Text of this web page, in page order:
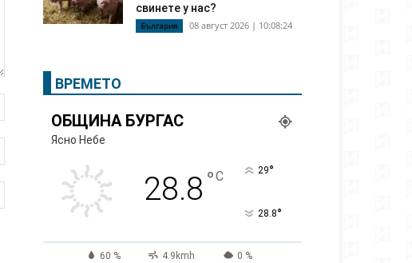
свинете у нас?
България 08 август 2026 | 10:08:24
ВРЕМЕТО
ОБЩИНА БУРГАС
Ясно Небе
28.8 °C 29°
28.8°
60 % 4.9kmh 0 %